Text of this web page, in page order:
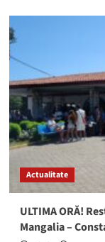
Actualitate
ULTIMA ORĂ!
Mangalia –